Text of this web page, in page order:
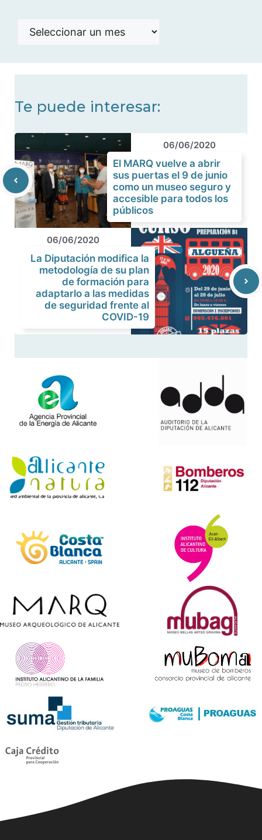
Histórico
Te puede interesar:
06/06/2020
El MARQ vuelve a abrir
sus puertas el 9 de junio
como un museo seguro y
accesible para todos los
públicos
06/06/2020
La Diputación modifica la
metodología de su plan
de formación para
adaptarlo a las medidas
de seguridad frente al
COVID-19